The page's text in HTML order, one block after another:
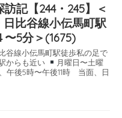
記【244・245】＜
日比谷線小伝馬町駅
5分＞(1675)
谷線小伝馬町駅徒歩私の足で
からも近い
月曜日〜土曜
午後5時〜午後11時 当面、日